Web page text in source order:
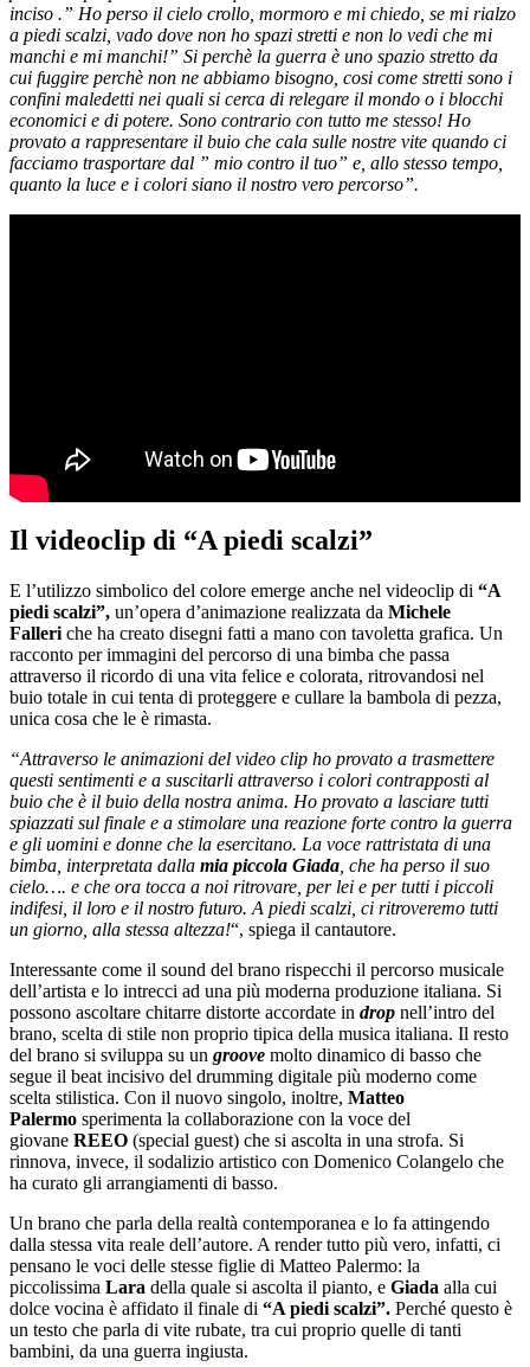
inciso .” Ho perso il cielo crollo, mormoro e mi chiedo, se mi rialzo
a piedi scalzi, vado dove non ho spazi stretti e non lo vedi che mi
manchi e mi manchi!” Si perchè la guerra è uno spazio stretto da
cui fuggire perchè non ne abbiamo bisogno, cosi come stretti sono i
confini maledetti nei quali si cerca di relegare il mondo o i blocchi
economici e di potere. Sono contrario con tutto me stesso! Ho
provato a rappresentare il buio che cala sulle nostre vite quando ci
facciamo trasportare dal ” mio contro il tuo” e, allo stesso tempo,
quanto la luce e i colori siano il nostro vero percorso”.
Il videoclip di “A piedi scalzi”
E l’utilizzo simbolico del colore emerge anche nel videoclip di “A
piedi scalzi”, un’opera d’animazione realizzata da Michele
Falleri che ha creato disegni fatti a mano con tavoletta grafica. Un
racconto per immagini del percorso di una bimba che passa
attraverso il ricordo di una vita felice e colorata, ritrovandosi nel
buio totale in cui tenta di proteggere e cullare la bambola di pezza,
unica cosa che le è rimasta.
“Attraverso le animazioni del video clip ho provato a trasmettere
questi sentimenti e a suscitarli attraverso i colori contrapposti al
buio che è il buio della nostra anima. Ho provato a lasciare tutti
spiazzati sul finale e a stimolare una reazione forte contro la guerra
e gli uomini e donne che la esercitano. La voce rattristata di una
bimba, interpretata dalla mia piccola Giada , che ha perso il suo
cielo…. e che ora tocca a noi ritrovare, per lei e per tutti i piccoli
indifesi, il loro e il nostro futuro. A piedi scalzi, ci ritroveremo tutti
un giorno, alla stessa altezza!“, spiega il cantautore.
Interessante come il sound del brano rispecchi il percorso musicale
dell’artista e lo intrecci ad una più moderna produzione italiana. Si
possono ascoltare chitarre distorte accordate in drop nell’intro del
brano, scelta di stile non proprio tipica della musica italiana. Il resto
del brano si sviluppa su un groove molto dinamico di basso che
segue il beat incisivo del drumming digitale più moderno come
scelta stilistica. Con il nuovo singolo, inoltre, Matteo
Palermo sperimenta la collaborazione con la voce del
giovane REEO (special guest) che si ascolta in una strofa. Si
rinnova, invece, il sodalizio artistico con Domenico Colangelo che
ha curato gli arrangiamenti di basso.
Un brano che parla della realtà contemporanea e lo fa attingendo
dalla stessa vita reale dell’autore. A render tutto più vero, infatti, ci
pensano le voci delle stesse figlie di Matteo Palermo: la
piccolissima Lara della quale si ascolta il pianto, e Giada alla cui
dolce vocina è affidato il finale di “A piedi scalzi”. Perché questo è
un testo che parla di vite rubate, tra cui proprio quelle di tanti
bambini, da una guerra ingiusta.